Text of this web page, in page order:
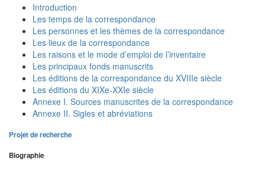
Introduction
Les temps de la correspondance
Les personnes et les thèmes de la correspondance
Les lieux de la correspondance
Les raisons et le mode d’emploi de l’inventaire
Les principaux fonds manuscrits
Les éditions de la correspondance du XVIIIe siècle
Les éditions du XIXe-XXIe siècle
Annexe I. Sources manuscrites de la correspondance
Annexe II. Sigles et abréviations
Projet de recherche
Biographie